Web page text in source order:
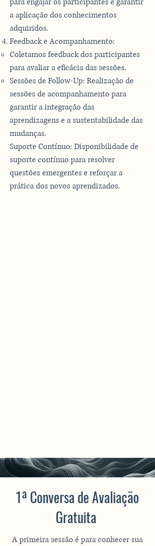
a aplicação dos conhecimentos
adquiridos.
Feedback e Acompanhamento:
Coletamos feedback dos participantes
para avaliar a eficácia das sessões.
Sessões de Follow-Up: Realização de
sessões de acompanhamento para
garantir a integração das
aprendizagens e a sustentabilidade das
mudanças.
Suporte Contínuo: Disponibilidade de
suporte contínuo para resolver
questões emergentes e reforçar a
prática dos novos aprendizados.
1ª Conversa de Avaliação
Gratuita
A primeira sessão é para conhecer sua